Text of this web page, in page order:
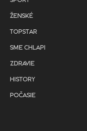
ŽENSKÉ
TOPSTAR
SME CHLAPI
ZDRAVIE
HISTORY
POČASIE